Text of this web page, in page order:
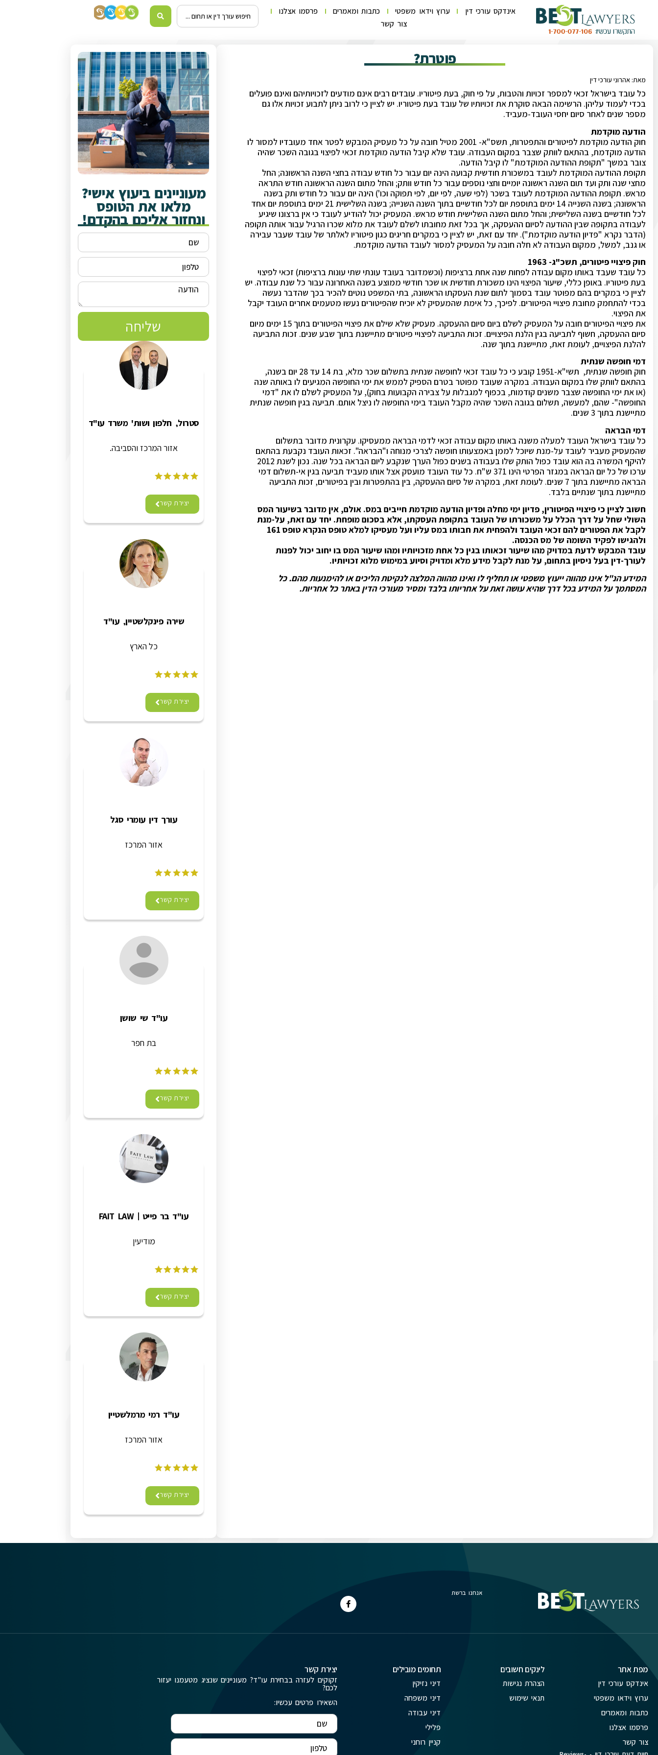
אינדקס עורכי דין ערוץ וידאו משפטי כתבות ומאמרים
פרסמו אצלנו
צור קשר
פוטרת?
מאת: אהרוני עורכי דין
כל עובד בישראל זכאי למספר זכויות והטבות, על פי חוק, בעת פיטוריו. עובדים רבים אינם מודעים לזכויותיהם ואינם פועלים
בכדי לעמוד עליהן. הרשימה הבאה סוקרת את זכויותיו של עובד בעת פיטוריו. יש לציין כי לרוב ניתן לתבוע זכויות אלו גם
מספר שנים לאחר סיום יחסי העובד-מעביד.
הודעה מוקדמת
חוק הודעה מוקדמת לפיטורים והתפטרות, תשס"א- 2001 מטיל חובה על כל מעסיק המבקש לפטר אחד מעובדיו למסור לו
הודעה מוקדמת, בהתאם לוותק שצבר במקום העבודה. עובד שלא קיבל הודעה מוקדמת זכאי לפיצוי בגובה השכר שהיה
צובר במשך "תקופת ההודעה המוקדמת" לו קיבל הודעה.
תקופת ההודעה המוקדמת לעובד במשכורת חודשית קבועה הינה יום עבור כל חודש עבודה בחצי השנה הראשונה; החל
מחצי שנה ותק ועד תום השנה ראשונה יומיים וחצי נוספים עבור כל חודש וותק; והחל מתום השנה הראשונה חודש התראה
מראש. תקופת ההודעה המוקדמת לעובד בשכר (לפי שעה, לפי יום, לפי תפוקה וכו') הינה יום עבור כל חודש ותק בשנה
הראשונה; בשנה השנייה 14 ימים בתוספת יום לכל חודשיים בתוך השנה השנייה; בשנה השלישית 21 ימים בתוספת יום אחד
לכל חודשיים בשנה השלישית; והחל מתום השנה השלישית חודש מראש. המעסיק יכול להודיע לעובד כי אין ברצונו שיגיע
לעבודה בתקופה שבין ההודעה לסיום ההעסקה, אך בכל זאת מחובתו לשלם לעובד את מלוא שכרו הרגיל עבור אותה תקופה
(הדבר נקרא "פדיון הודעה מוקדמת"). יחד עם זאת, יש לציין כי במקרים חריגים כגון פיטוריו לאלתר של עובד שעבר עבירה
או גנב, למשל, ממקום העבודה לא חלה חובה על המעסיק למסור לעובד הודעה מוקדמת.
חוק פיצויי פיטורים, תשכ"ג- 1963
כל עובד שעבד באותו מקום עבודה לפחות שנה אחת ברציפות (וכשמדובר בעובד עונתי שתי עונות ברציפות) זכאי לפיצוי
בעת פיטוריו. באופן כללי, שיעור הפיצוי הינו משכורת חודשית או שכר חודשי ממוצע בשנה האחרונה עבור כל שנת עבודה. יש
לציין כי במקרים בהם מפוטר עובד בסמוך לתום שנת העסקתו הראשונה, בתי המשפט נוטים להכיר בכך שהדבר נעשה
בכדי להתחמק מחובת פיצויי הפיטורים. לפיכך, כל אימת שהמעסיק לא יוכיח שהפיטורים נעשו מטעמים אחרים העובד יקבל
את הפיצוי.
את פיצויי הפיטורים חובה על המעסיק לשלם ביום סיום ההעסקה. מעסיק שלא שילם את פיצויי הפיטורים בתוך 15 ימים מיום
סיום ההעסקה, חשוף לתביעה בגין הלנת הפיצויים. זכות התביעה לפיצויי פיטורים מתיישנת בתוך שבע שנים. זכות התביעה
להלנת הפיצויים, לעומת זאת, מתיישנת בתוך שנה.
דמי חופשה שנתית
חוק חופשה שנתית, תשי"א-1951 קובע כי כל עובד זכאי לחופשה שנתית בתשלום שכר מלא, בת 14 עד 28 יום בשנה,
בהתאם לוותק שלו במקום העבודה. במקרה שעובד מפוטר בטרם הספיק לממש את ימי החופשה המגיעים לו באותה שנה
(או את ימי החופשה שצבר משנים קודמות, בכפוף למגבלות על צבירה הקבועות בחוק), על המעסיק לשלם לו את "דמי
החופשה"- שהם, למעשה, תשלום בגובה השכר שהיה מקבל העובד בימי החופשה לו ניצל אותם. תביעה בגין חופשה שנתית
מתיישנת בתוך 3 שנים.
דמי הבראה
כל עובד בישראל העובד למעלה משנה באותו מקום עבודה זכאי לדמי הבראה ממעסיקו. עקרונית מדובר בתשלום
שהמעסיק מעביר לעובד על-מנת שיוכל לממן באמצעותו חופשה לצרכי מנוחה ו"הבראה". זכאות העובד נקבעת בהתאם
להיקף המשרה בה הוא עובד כפול הותק שלו בעבודה בשנים כפול הערך שנקבע ליום הבראה בכל שנה. נכון לשנת 2012
ערכו של כל יום הבראה במגזר הפרטי הינו 371 ש"ח. כל עוד העובד מועסק אצל אותו מעביד תביעה בגין אי-תשלום דמי
הבראה מתיישנת בתוך 7 שנים. לעומת זאת, במקרה של סיום ההעסקה, בין בהתפטרות ובין בפיטורים, זכות התביעה
מתיישנת בתוך שנתיים בלבד.
חשוב לציין כי פיצויי הפיטורין, פדיון ימי מחלה ופדיון הודעה מוקדמת חייבים במס. אולם, אין מדובר בשיעור המס
השולי שחל על דרך הכלל על משכורתו של העובד בתקופת העסקתו, אלא בסכום מופחת. יחד עם זאת, על-מנת
לקבל את הפטורים להם זכאי העובד ולהפחית את חבותו במס עליו ועל מעסיקו למלא טופס הנקרא טופס 161
ולהגישו לפקיד השומה של מס הכנסה.
עובד המבקש לדעת במדויק מהו שיעור זכאותו בגין כל אחת מזכויותיו ומהו שיעור המס בו יחוב יכול לפנות
לעורך-דין בעל ניסיון בתחום, על מנת לקבל מידע מלא ומדויק וסיוע במימוש מלוא זכויותיו.
המידע הנ"ל אינו מהווה ייעוץ משפטי או תחליף לו ואינו מהווה המלצה לנקיטת הליכים או להימנעות מהם. כל
המסתמך על המידע בכל דרך שהיא עושה זאת על אחריותו בלבד ומסיר מעורכי הדין באתר כל אחריות.
מעוניינים ביעוץ אישי?
מלאו את הטופס
ונחזור אליכם בהקדם!
שליחה
סטרול, חלפון ושות' משרד עו"ד
אזור המרכז והסביבה.
יצירת קשר
שירה פינקלשטיין, עו"ד
כל הארץ
יצירת קשר
עורך דין עומרי סגל
אזור המרכז
יצירת קשר
עו"ד שי שושן
בת חפר
יצירת קשר
עו"ד בר פייט | FAIT LAW
מודיעין
יצירת קשר
עו"ד רמי מרמלשטיין
אזור המרכז
יצירת קשר
אנחנו ברשת
מפת אתר
אינדקס עורכי דין
ערוץ וידאו משפטי
כתבות ומאמרים
פרסמו אצלנו
צור קשר
לינקים חשובים
הצהרת נגישות
תנאי שימוש
תחומים מובילים
דיני נזיקין
דיני משפחה
דיני עבודה
פלילי
קניין רוחני
יצירת קשר
זקוקים לעזרה בבחירת עו"ד? מעוניינים שנציג מטעמנו יעזור
לכם?
השאירו פרטים עכשיו: